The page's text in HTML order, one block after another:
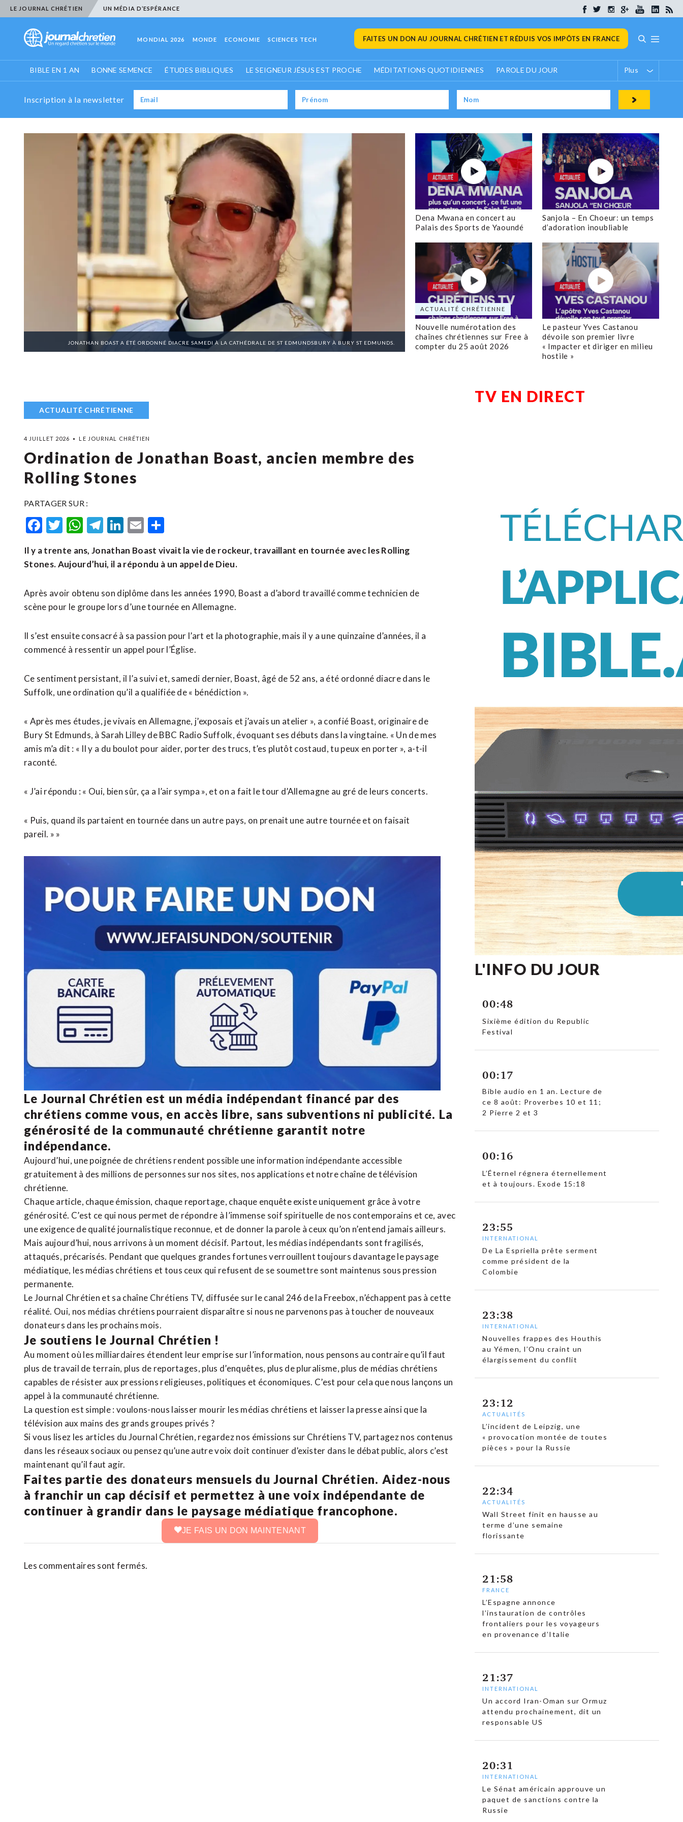
LE JOURNAL CHRÉTIEN UN MÉDIA D’ESPÉRANCE
MONDIAL 2026 MONDE ECONOMIE SCIENCES TECH FAITES UN DON AU JOURNAL CHRÉTIEN ET RÉDUIS VOS IMPÔTS EN FRANCE
BIBLE EN 1 AN BONNE SEMENCE ÉTUDES BIBLIQUES LE SEIGNEUR JÉSUS EST PROCHE MÉDITATIONS QUOTIDIENNES PAROLE DU JOUR Plus
Inscription à la newsletter
JONATHAN BOAST A ÉTÉ ORDONNÉ DIACRE SAMEDI À LA CATHÉDRALE DE ST EDMUNDSBURY À BURY ST EDMUNDS.
Dena Mwana en concert au
Palais des Sports de Yaoundé
Sanjola – En Choeur: un temps
d’adoration inoubliable
ACTUALITÉ CHRÉTIENNE
Nouvelle numérotation des
chaînes chrétiennes sur Free à
compter du 25 août 2026
Le pasteur Yves Castanou
dévoile son premier livre
« Impacter et diriger en milieu
hostile »
ACTUALITÉ CHRÉTIENNE
4 JUILLET 2026 LE JOURNAL CHRÉTIEN
Ordination de Jonathan Boast, ancien membre des
Rolling Stones
PARTAGER SUR :
Facebook
Twitter
WhatsApp
Telegram
LinkedIn
Email
Il y a trente ans, Jonathan Boast vivait la vie de rockeur, travaillant en tournée avec les Rolling
Stones. Aujourd’hui, il a répondu à un appel de Dieu.
Après avoir obtenu son diplôme dans les années 1990, Boast a d’abord travaillé comme technicien de
scène pour le groupe lors d’une tournée en Allemagne.
Il s’est ensuite consacré à sa passion pour l’art et la photographie, mais il y a une quinzaine d’années, il a
commencé à ressentir un appel pour l’Église.
Ce sentiment persistant, il l’a suivi et, samedi dernier, Boast, âgé de 52 ans, a été ordonné diacre dans le
Suffolk, une ordination qu’il a qualifiée de « bénédiction ».
« Après mes études, je vivais en Allemagne, j’exposais et j’avais un atelier », a confié Boast, originaire de
Bury St Edmunds, à Sarah Lilley de BBC Radio Suffolk, évoquant ses débuts dans la vingtaine. « Un de mes
amis m’a dit : « Il y a du boulot pour aider, porter des trucs, t’es plutôt costaud, tu peux en porter », a-t-il
raconté.
« J’ai répondu : « Oui, bien sûr, ça a l’air sympa », et on a fait le tour d’Allemagne au gré de leurs concerts.
« Puis, quand ils partaient en tournée dans un autre pays, on prenait une autre tournée et on faisait
pareil. » »
Le Journal Chrétien est un média indépendant financé par des
chrétiens comme vous, en accès libre, sans subventions ni publicité. La
générosité de la communauté chrétienne garantit notre
indépendance.
Aujourd’hui, une poignée de chrétiens rendent possible une information indépendante accessible
gratuitement à des millions de personnes sur nos sites, nos applications et notrechaîne de télévision
chrétienne.
Chaque article, chaque émission, chaque reportage, chaque enquête existe uniquement grâce à votre
générosité. C’est ce qui nous permet de répondre à l’immense soif spirituelle de nos contemporains et ce, avec
une exigence de qualité journalistique reconnue, et de donner la parole à ceux qu’on n’entend jamais ailleurs.
Mais aujourd’hui, nous arrivons à un moment décisif. Partout, les médias indépendants sont fragilisés,
attaqués, précarisés. Pendant que quelques grandes fortunes verrouillent toujours davantage le paysage
médiatique, les médias chrétiens et tous ceux qui refusent de se soumettre sont maintenus sous pression
permanente.
Le Journal Chrétien et sa chaîne Chrétiens TV, diffusée sur le canal 246 de la Freebox, n’échappent pas à cette
réalité. Oui, nos médias chrétiens pourraient disparaître si nous ne parvenons pas à toucher de nouveaux
donateurs dans les prochains mois.
Je soutiens le Journal Chrétien !
Au moment où les milliardaires étendent leur emprise sur l’information, nous pensons au contraire qu’il faut
plus de travail de terrain, plus de reportages, plus d’enquêtes, plus de pluralisme, plus de médias chrétiens
capables de résister aux pressions religieuses, politiques et économiques. C’est pour cela que nous lançons un
appel à la communauté chrétienne.
La question est simple : voulons-nous laisser mourir les médias chrétiens et laisser la presse ainsi que la
télévision aux mains des grands groupes privés ?
Si vous lisez les articles du Journal Chrétien, regardez nos émissions sur Chrétiens TV, partagez nos contenus
dans les réseaux sociaux ou pensez qu’une autre voix doit continuer d’exister dans le débat public, alors c’est
maintenant qu’il faut agir.
Faites partie des donateurs mensuels du Journal Chrétien. Aidez-nous
à franchir un cap décisif et permettez à une voix indépendante de
continuer à grandir dans le paysage médiatique francophone.
JE FAIS UN DON MAINTENANT
Les commentaires sont fermés.
TV EN DIRECT
L'INFO DU JOUR
00:48
Sixième édition du Republic
Festival
00:17
Bible audio en 1 an. Lecture de
ce 8 août: Proverbes 10 et 11;
2 Pierre 2 et 3
00:16
L’Éternel régnera éternellement
et à toujours. Exode 15:18
23:55
INTERNATIONAL
De La Espriella prête serment
comme président de la
Colombie
23:38
INTERNATIONAL
Nouvelles frappes des Houthis
au Yémen, l’Onu craint un
élargissement du conflit
23:12
ACTUALITÉS
L’incident de Leipzig, une
« provocation montée de toutes
pièces » pour la Russie
22:34
ACTUALITÉS
Wall Street finit en hausse au
terme d’une semaine
florissante
21:58
FRANCE
L’Espagne annonce
l’instauration de contrôles
frontaliers pour les voyageurs
en provenance d’Italie
21:37
INTERNATIONAL
Un accord Iran-Oman sur Ormuz
attendu prochainement, dit un
responsable US
20:31
INTERNATIONAL
Le Sénat américain approuve un
paquet de sanctions contre la
Russie